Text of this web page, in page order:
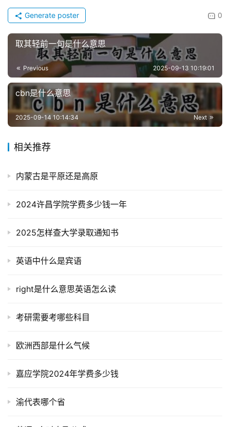
0
Generate poster
取其轻前一句是什么意思
Previous 2025-09-13 10:19:01
cbn是什么意思
Next
2025-09-14 10:14:34
相关推荐
内蒙古是平原还是高原
2024许昌学院学费多少钱一年
2025怎样查大学录取通知书
英语中什么是宾语
right是什么意思英语怎么读
考研需要考哪些科目
欧洲西部是什么气候
嘉应学院2024年学费多少钱
渝代表哪个省